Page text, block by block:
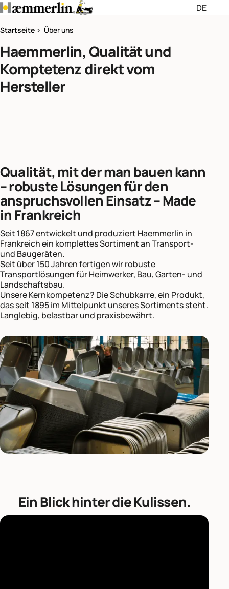
Passer les menus deDE
Deutsch (DE)
Startseite > Über uns
Haemmerlin, Qualität und
Komptetenz direkt vom
Hersteller
Qualität, mit der man bauen kann
– robuste Lösungen für den
anspruchsvollen Einsatz – Made
in Frankreich
Seit 1867 entwickelt und produziert Haemmerlin in
Frankreich ein komplettes Sortiment an Transport-
und Baugeräten.
Seit über 150 Jahren fertigen wir robuste
Transportlösungen für Heimwerker, Bau, Garten- und
Landschaftsbau.
Unsere Kernkompetenz? Die Schubkarre, ein Produkt,
das seit 1895 im Mittelpunkt unseres Sortiments steht.
Langlebig, belastbar und praxisbewährt.
Ein Blick hinter die Kulissen.
Passer le pied de page et